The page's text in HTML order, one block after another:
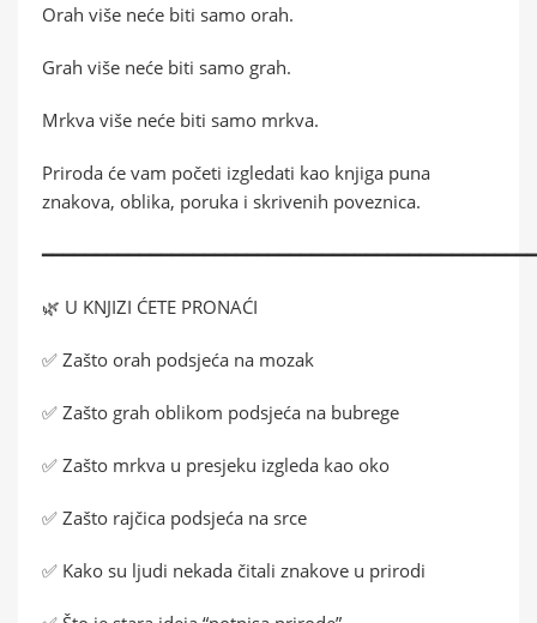
Orah više neće biti samo orah.
Grah više neće biti samo grah.
Mrkva više neće biti samo mrkva.
Priroda će vam početi izgledati kao knjiga puna
znakova, oblika, poruka i skrivenih poveznica.
🌿 U KNJIZI ĆETE PRONAĆI
✅ Zašto orah podsjeća na mozak
✅ Zašto grah oblikom podsjeća na bubrege
✅ Zašto mrkva u presjeku izgleda kao oko
✅ Zašto rajčica podsjeća na srce
✅ Kako su ljudi nekada čitali znakove u prirodi